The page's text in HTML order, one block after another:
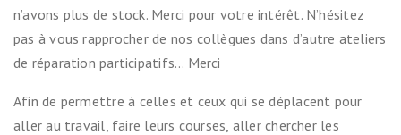
n’avons plus de stock. Merci pour votre intérêt. N’hésitez
pas à vous rapprocher de nos collègues dans d’autre ateliers
de réparation participatifs… Merci
Afin de permettre à celles et ceux qui se déplacent pour
aller au travail, faire leurs courses, aller chercher les